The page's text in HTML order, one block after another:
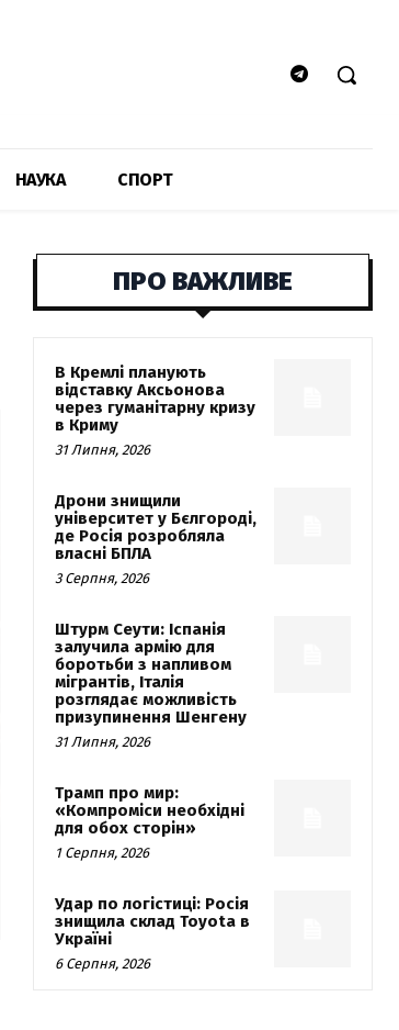
НАУКА СПОРТ
ПРО ВАЖЛИВЕ
В Кремлі планують
відставку Аксьонова
через гуманітарну кризу
в Криму
31 Липня, 2026
Дрони знищили
університет у Бєлгороді,
де Росія розробляла
власні БПЛА
3 Серпня, 2026
Штурм Сеути: Іспанія
залучила армію для
боротьби з напливом
мігрантів, Італія
розглядає можливість
призупинення Шенгену
31 Липня, 2026
Трамп про мир:
«Компроміси необхідні
для обох сторін»
1 Серпня, 2026
Удар по логістиці: Росія
знищила склад Toyota в
Україні
6 Серпня, 2026